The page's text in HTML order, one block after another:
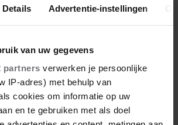
Details Advertentie-instellingen
van uw gegevens
partners verwerken je persoonlijke
IP-adres) met behulp van
cookies om informatie op uw
en te gebruiken met als doel